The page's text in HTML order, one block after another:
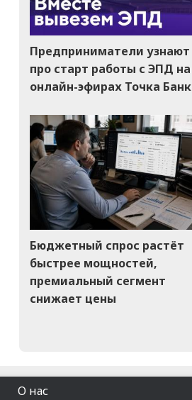
Предприниматели узнают
про старт работы с ЭПД на
онлайн-эфирах Точка Банк
Бюджетный спрос растёт
быстрее мощностей,
премиальный сегмент
снижает цены
О нас